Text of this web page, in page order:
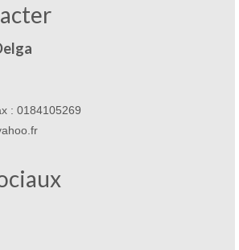
: 0184105269